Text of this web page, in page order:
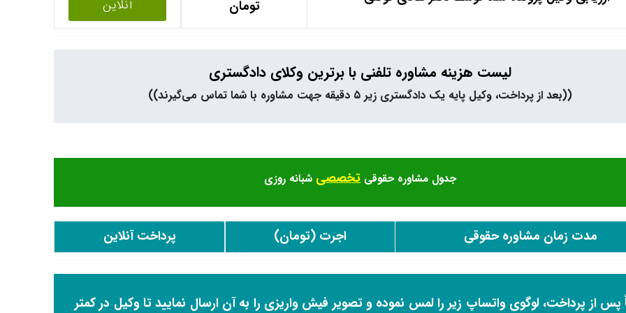
تومان آنلاین
لیست هزینه مشاوره تلفنی با برترین وکلای دادگستری
((بعد از پرداخت، وکیل پایه یک دادگستری زیر ۵ دقیقه جهت مشاوره با شما تماس می‌گیرند))
جدول مشاوره حقوقیتخصصی شبانه روزی
مدت زمان مشاوره حقوقی اجرت (تومان) پرداخت آنلاین
پس از پرداخت، لوگوی واتساپ زیر را لمس نموده و تصویر فیش واریزی را به آن ارسال نمایید تا وکیل در کمتر